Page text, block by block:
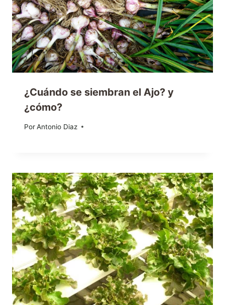
¿Cuándo se siembran el Ajo? y
¿cómo?
PorAntonio Diaz
25/01/2013